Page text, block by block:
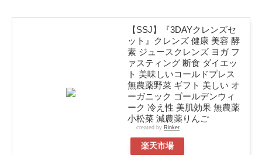
【SSJ】『3DAYクレンズセ
ット』クレンズ 健康 美容 酵
素 ジュースクレンズ ヨガ フ
ァスティング 断食 ダイエッ
ト 美味しいコールドプレス
無農薬野菜 ギフト 美しい オ
ーガニック ゴールデンウィ
ーク 冷え性 美肌効果 無農薬
小松菜 減農薬りんご
created by Rinker
楽天市場